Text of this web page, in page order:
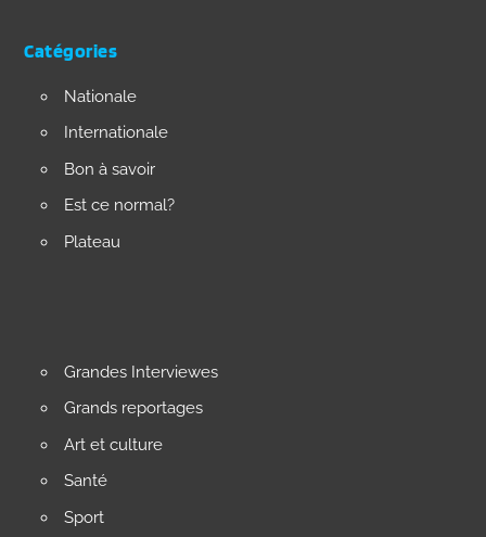
Catégories
Nationale
Internationale
Bon à savoir
Est ce normal?
Plateau
Grandes Interviewes
Grands reportages
Art et culture
Santé
Sport